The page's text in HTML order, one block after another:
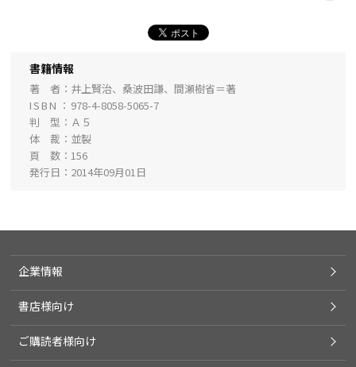
書籍情報
著 者
井上賢治、桑波田謙、間瀬樹省＝著
ISBN
978-4-8058-5065-7
判 型
Ａ５
体 裁
並製
頁 数
156
発行日
2014年09月01日
企業情報
書店様向け
ご購読者様向け